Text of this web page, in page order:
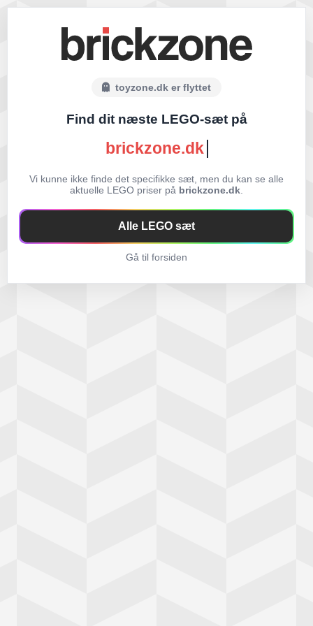
toyzone.dk er flyttet
Find dit næste LEGO-sæt på
brickzone.dk
Vi kunne ikke finde det specifikke sæt, men du kan se alle
aktuelle LEGO priser på brickzone.dk
Alle LEGO sæt
Gå til forsiden